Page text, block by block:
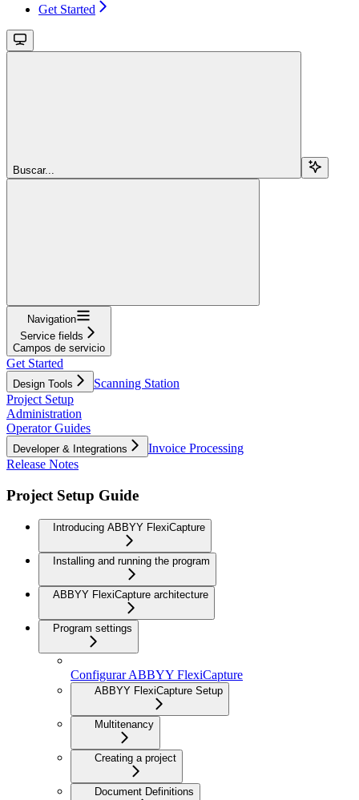
Get Started
Buscar...
Navigation
Service fields
Campos de servicio
Get Started
Design Tools
Scanning Station
Project Setup
Administration
Operator Guides
Developer & Integrations
Invoice Processing
Release Notes
Project Setup Guide
Introducing ABBYY FlexiCapture
Installing and running the program
ABBYY FlexiCapture architecture
Program settings
Configurar ABBYY FlexiCapture
ABBYY FlexiCapture Setup
Multitenancy
Creating a project
Document Definitions